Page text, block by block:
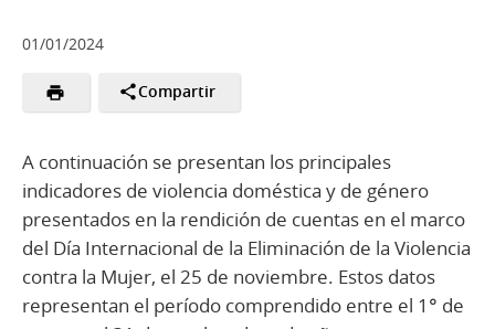
01/01/2024
Compartir
A continuación se presentan los principales
indicadores de violencia doméstica y de género
presentados en la rendición de cuentas en el marco
del Día Internacional de la Eliminación de la Violencia
contra la Mujer, el 25 de noviembre. Estos datos
representan el período comprendido entre el 1° de